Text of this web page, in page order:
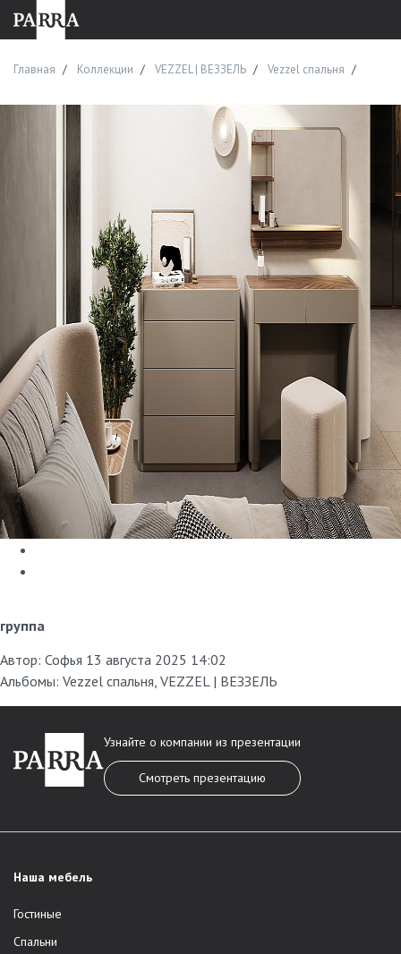
Главная Коллекции VEZZEL | ВЕЗЗЕЛЬ Vezzel спальня
группа
Автор: Софья 13 августа 2025 14:02
Альбомы: Vezzel спальня, VEZZEL | ВЕЗЗЕЛЬ
Наша мебель
Гостиные
Спальни
Узнайте о компании из презентации
Смотреть презентацию